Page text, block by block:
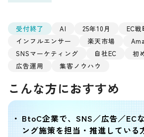
受付終了 AI 25年10月 EC戦
インフルエンサー
楽天市場
SNSマーケティング
自社EC
初
広告運用
集客ノウハウ
こんな方におすすめ
BtoC企業で、SNS／広告／EC
ング施策を担当・推進している